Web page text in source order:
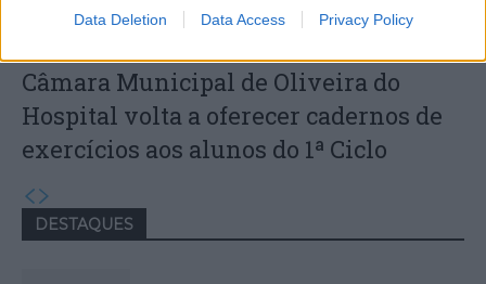
Data Deletion Data Access Privacy Policy
Câmara Municipal de Oliveira do
Hospital volta a oferecer cadernos de
exercícios aos alunos do 1ª Ciclo
DESTAQUES